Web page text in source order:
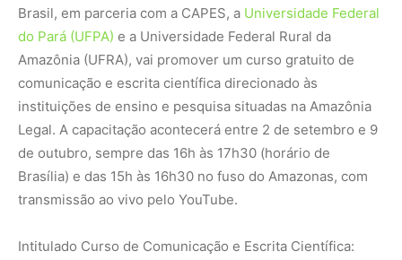
Brasil, em parceria com a CAPES, a Universidade Federal
do Pará (UFPA) e a Universidade Federal Rural da
Amazônia (UFRA), vai promover um curso gratuito de
comunicação e escrita científica direcionado às
instituições de ensino e pesquisa situadas na Amazônia
Legal. A capacitação acontecerá entre 2 de setembro e 9
de outubro, sempre das 16h às 17h30 (horário de
Brasília) e das 15h às 16h30 no fuso do Amazonas, com
transmissão ao vivo pelo YouTube.
Intitulado Curso de Comunicação e Escrita Científica: